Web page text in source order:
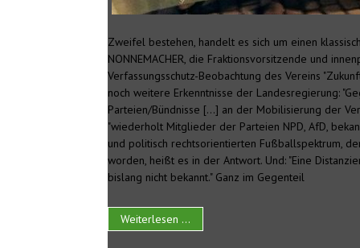
Zweifel bestehen, handelt es sich um einen
NONNEMACHER, die Fraktionsvorsitzende und
Verfassungsschutz-Beobachtung des Vereins
noch weitere Erkenntnisse der Landesregierung:
Parteien/Bündnisse […] an der Mobilisierung der
"wiederholt Mitglieder der Parteien NPD, AfD,
und politisch rechtsorientierten Fußballspektrum,
worden, heißt es in der Antwort. Und: "Eine
bislang nicht bekannt." Ganz im Gegenteil
Weiterlesen ...